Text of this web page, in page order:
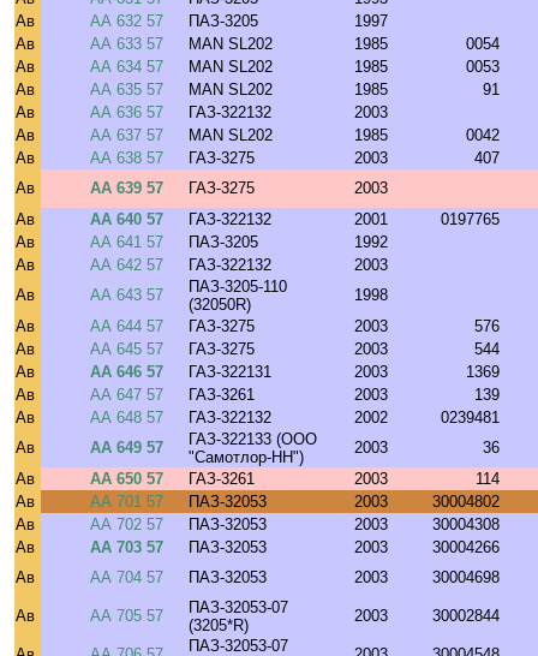
Ав
АА 632 57 ПАЗ-3205
1997
Ав
АА 633 57 MAN SL202 1985
0054
Ав
АА 634 57 MAN SL202 1985
0053
Ав
АА 635 57 MAN SL202 1985
91
Ав
АА 636 57 ГАЗ-322132
2003
Ав
АА 637 57 MAN SL202 1985
0042
Ав
АА 638 57 ГАЗ-3275 2003
407
Ав
АА 639 57 ГАЗ-3275
2003
Ав
АА 640 57 ГАЗ-322132 2001
0197765
Ав
АА 641 57 ПАЗ-3205
1992
Ав
АА 642 57 ГАЗ-322132
2003
Ав
АА 643 57
ПАЗ-3205-110
(32050R)
1998
Ав
АА 644 57 ГАЗ-3275 2003
576
Ав
АА 645 57 ГАЗ-3275 2003
544
Ав
АА 646 57 ГАЗ-322131 2003
1369
Ав
АА 647 57 ГАЗ-3261 2003
139
Ав
АА 648 57 ГАЗ-322132 2002
0239481
Ав
АА 649 57
ГАЗ-322133 (ООО
"Самотлор-НН")
2003
36
Ав
АА 650 57 ГАЗ-3261 2003
114
Ав
АА 701 57 ПАЗ-32053 2003
30004802
Ав
АА 702 57 ПАЗ-32053 2003
30004308
Ав
АА 703 57 ПАЗ-32053 2003
30004266
Ав
АА 704 57 ПАЗ-32053 2003 30004698
Ав АА 705 57
ПАЗ-32053-07
(3205*R)
2003 30002844
ПАЗ-32053-07